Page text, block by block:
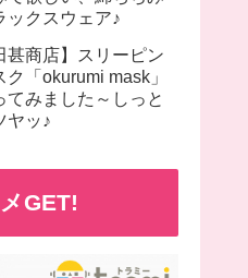
ックスウェア♪
甚商店】スリーピン
ク「okurumi mask」
てみました～しっと
ヤッ♪
GET!